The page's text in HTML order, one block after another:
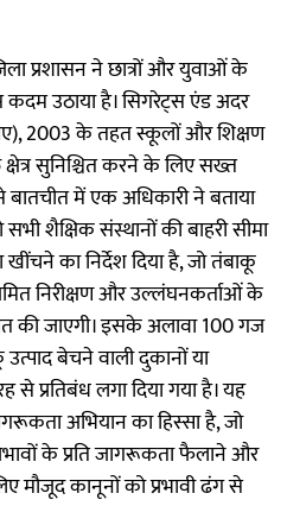
प्रशासन ने छात्रों और युवाओं के
कदम उठाया है। सिगरेट्स एंड अदर
2003 के तहत स्कूलों और शिक्षण
सुनिश्चित करने के लिए सख्त
में एक अधिकारी ने बताया
शैक्षिक संस्थानों की बाहरी सीमा
का निर्देश दिया है, जो तंबाकू
निरीक्षण और उल्लंघनकर्ताओं के
की जाएगी। इसके अलावा 100 गज
बेचने वाली दुकानों या
से प्रतिबंध लगा दिया गया है। यह
अभियान का हिस्सा है, जो
के प्रति जागरूकता फैलाने और
मौजूद कानूनों को प्रभावी ढंग से